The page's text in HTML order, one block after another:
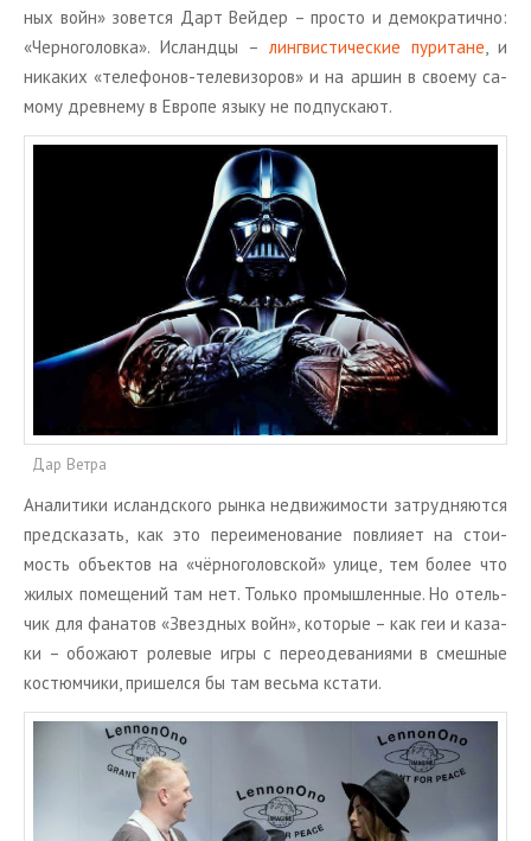
ных войн» зо­вет­ся Дарт Вей­дер – про­сто и де­мо­кра­тич­но:
«Чер­но­го­лов­ка». Ис­ланд­цы – линг­ви­сти­че­ские пу­ри­тане , и
ни­ка­ких «те­ле­фо­нов-те­ле­ви­зо­ров» и на аршин в сво­е­му са­
мо­му древ­не­му в Ев­ро­пе языку не под­пус­ка­ют.
Дар Ветра
Ана­ли­ти­ки ис­ланд­ско­го рынка недви­жи­мо­сти за­труд­ня­ют­ся
пред­ска­зать, как это пе­ре­име­но­ва­ние по­вли­я­ет на сто­и­
мость объ­ек­тов на «чёр­но­го­лов­ской» улице, тем более что
жилых по­ме­ще­ний там нет. Толь­ко про­мыш­лен­ные. Но отель­
чик для фа­на­тов «Звезд­ных войн», ко­то­рые – как геи и ка­за­
ки – обо­жа­ют ро­ле­вые игры с пе­ре­оде­ва­ни­я­ми в смеш­ные
ко­стюм­чи­ки, при­шел­ся бы там весь­ма кста­ти.